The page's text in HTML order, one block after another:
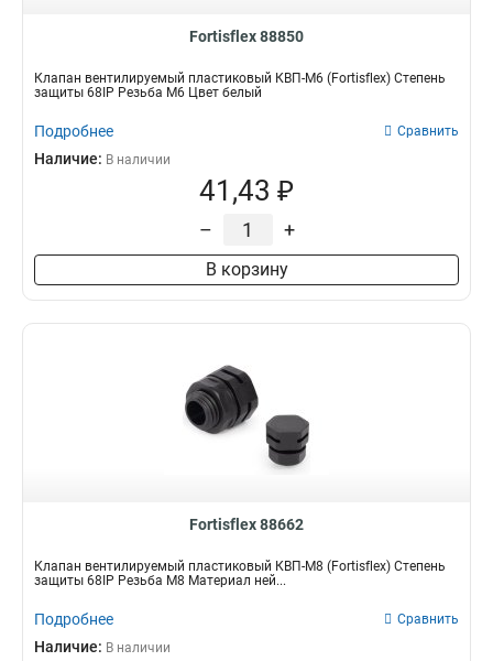
Fortisflex 88850
Клапан вентилируемый пластиковый КВП-М6 (Fortisflex) Степень
защиты 68IP Резьба M6 Цвет белый
Подробнее Сравнить
Наличие: В наличии
41,43 ₽
– +
В корзину
Fortisflex 88662
Клапан вентилируемый пластиковый КВП-М8 (Fortisflex) Степень
защиты 68IP Резьба M8 Материал ней...
Подробнее Сравнить
Наличие: В наличии